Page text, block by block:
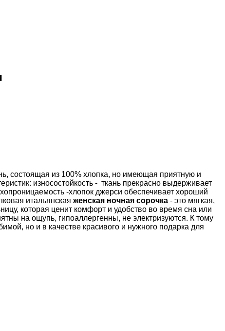
состоящая из 100% хлопка, но имеющая приятную и
износостойкость - ткань прекрасно выдерживает
-хлопок джерси обеспечивает хороший
итальянская женская ночная сорочка - это мягкая,
которая ценит комфорт и удобство во время сна или
на ощупь, гипоаллергенны, не электризуются. К тому
но и в качестве красивого и нужного подарка для